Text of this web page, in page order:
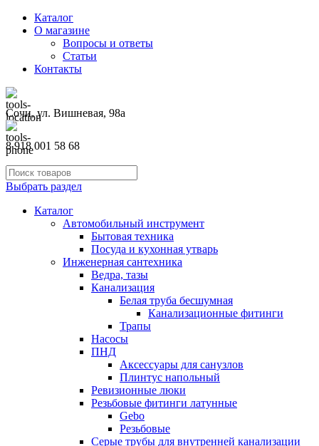
Каталог
О магазине
Вопросы и ответы
Статьи
Контакты
Сочи, ул. Вишневая, 98а
8 918 001 58 68
Выбрать раздел
Каталог
Автомобильный инструмент
Бытовая техника
Посуда и кухонная утварь
Инженерная сантехника
Ведра, тазы
Канализация
Белая труба бесшумная
Канализационные фитинги
Трапы
Насосы
ПНД
Аксессуары для санузлов
Плинтус напольный
Ревизионные люки
Резьбовые фитинги латунные
Gebo
Резьбовые
Серые трубы для внутренней канализации